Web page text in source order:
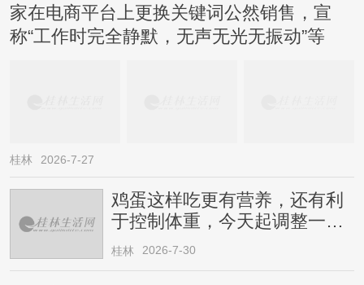
家在电商平台上更换关键词公然销售，宣
称“工作时完全静默，无声无光无振动”等
桂林 2026-7-27
鸡蛋这样吃更有营养，还有利
于控制体重，今天起调整一下
→
桂林 2026-7-30